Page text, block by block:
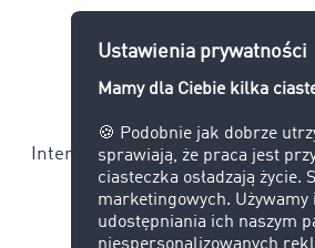
Więcej
Interesują Cię inne aktualności,